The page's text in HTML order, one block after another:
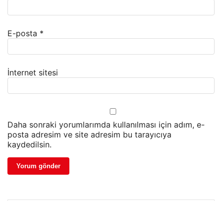
E-posta *
İnternet sitesi
Daha sonraki yorumlarımda kullanılması için adım, e-
posta adresim ve site adresim bu tarayıcıya
kaydedilsin.